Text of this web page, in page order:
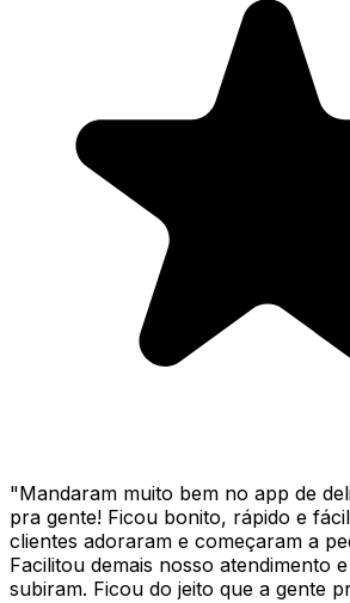
"Mandaram muito bem no app de
pra gente! Ficou bonito, rápido e
clientes adoraram e começaram a
Facilitou demais nosso atendimento
subiram. Ficou do jeito que a gente